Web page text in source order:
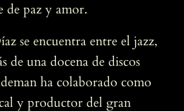
de paz y amor.
se encuentra entre el jazz,
de una docena de discos
ha colaborado como
y productor del gran